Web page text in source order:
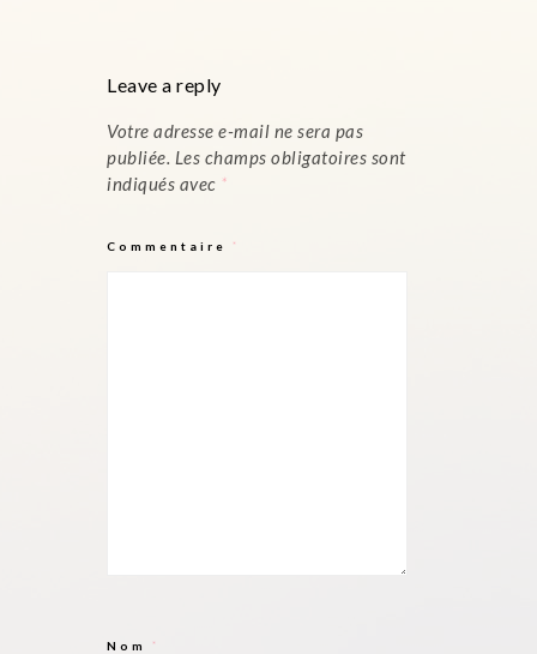
Leave a reply
Votre adresse e-mail ne sera pas
publiée. Les champs obligatoires sont
indiqués avec *
Commentaire *
Nom *